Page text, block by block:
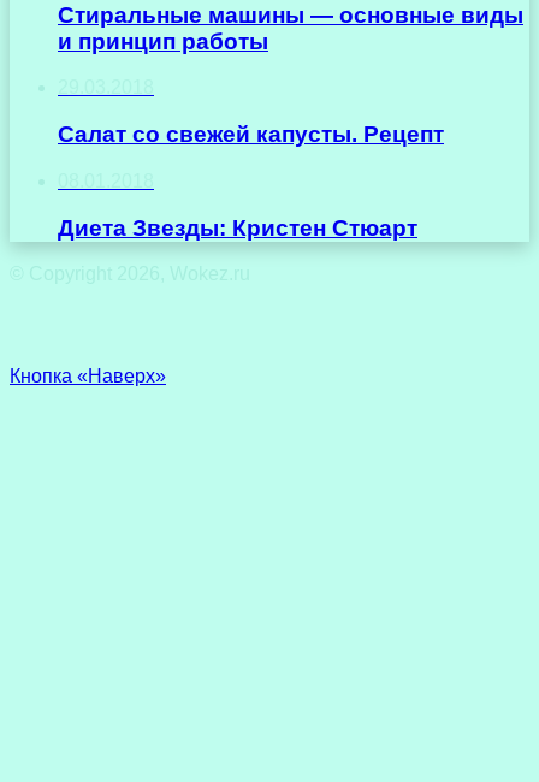
Стиральные машины — основные виды
и принцип работы
Салат со свежей капусты. Рецепт
Диета Звезды: Кристен Стюарт
© Copyright 2026, Wokez.ru
Кнопка «Наверх»